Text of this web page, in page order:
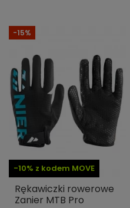
-10% z kodem MOVE
-15%
Rękawiczki rowerowe
Zanier MTB Pro